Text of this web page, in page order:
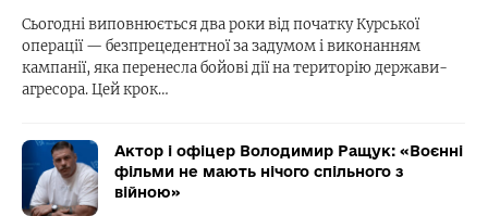
Сьогодні виповнюється два роки від початку Курської
операції — безпрецедентної за задумом і виконанням
кампанії, яка перенесла бойові дії на територію держави-
агресора. Цей крок…
Актор і офіцер Володимир Ращук: «Воєнні
фільми не мають нічого спільного з
війною»